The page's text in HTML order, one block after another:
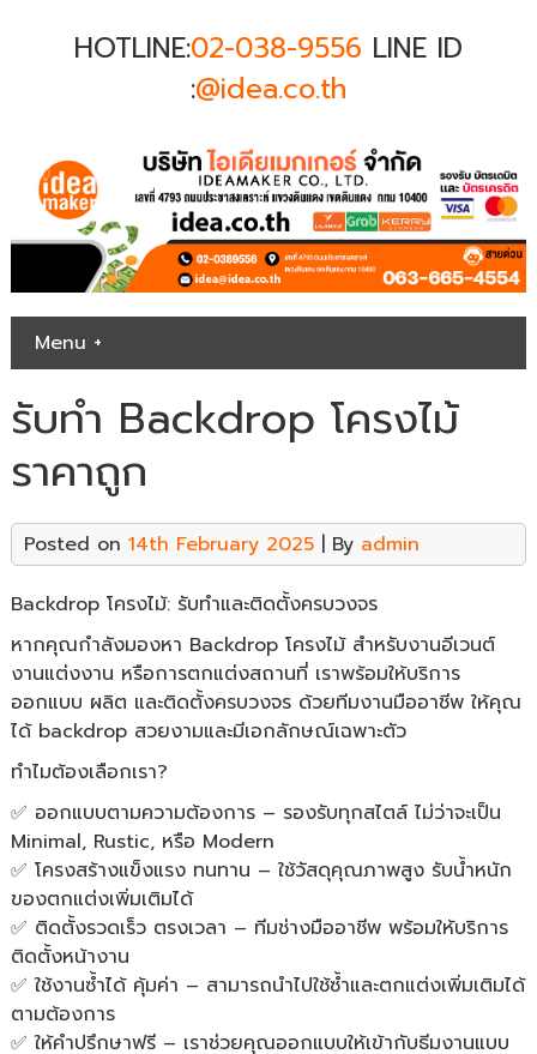
HOTLINE:02-038-9556 LINE ID
:@idea.co.th
Menu +
รับทำ Backdrop โครงไม้
ราคาถูก
Posted on 14th February 2025| By admin
Backdrop โครงไม้: รับทำและติดตั้งครบวงจร
หากคุณกำลังมองหา Backdrop โครงไม้ สำหรับงานอีเวนต์
งานแต่งงาน หรือการตกแต่งสถานที่ เราพร้อมให้บริการ
ออกแบบ ผลิต และติดตั้งครบวงจร ด้วยทีมงานมืออาชีพ ให้คุณ
ได้ backdrop สวยงามและมีเอกลักษณ์เฉพาะตัว
ทำไมต้องเลือกเรา?
✅ ออกแบบตามความต้องการ – รองรับทุกสไตล์ ไม่ว่าจะเป็น
Minimal, Rustic, หรือ Modern
✅ โครงสร้างแข็งแรง ทนทาน – ใช้วัสดุคุณภาพสูง รับน้ำหนัก
ของตกแต่งเพิ่มเติมได้
✅ ติดตั้งรวดเร็ว ตรงเวลา – ทีมช่างมืออาชีพ พร้อมให้บริการ
ติดตั้งหน้างาน
✅ ใช้งานซ้ำได้ คุ้มค่า – สามารถนำไปใช้ซ้ำและตกแต่งเพิ่มเติมได้
ตามต้องการ
✅ ให้คำปรึกษาฟรี – เราช่วยคุณออกแบบให้เข้ากับธีมงานแบบ